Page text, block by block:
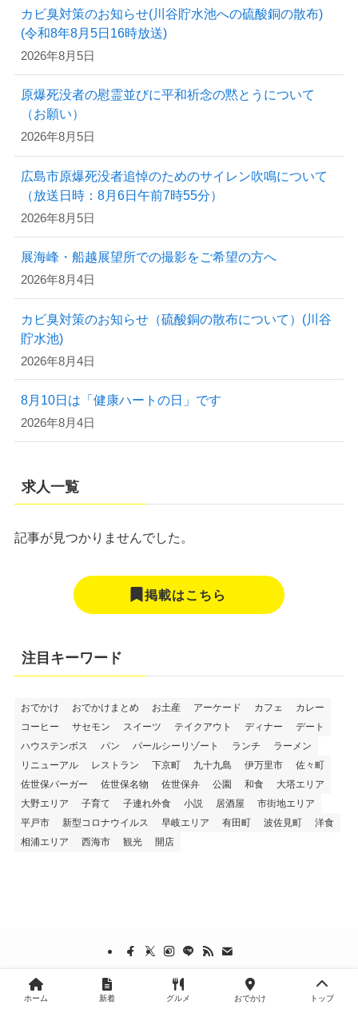
カビ臭対策のお知らせ(川谷貯水池への硫酸銅の散布)
(令和8年8月5日16時放送)
2026年8月5日
原爆死没者の慰霊並びに平和祈念の黙とうについて
（お願い）
2026年8月5日
広島市原爆死没者追悼のためのサイレン吹鳴について
（放送日時：8月6日午前7時55分）
2026年8月5日
展海峰・船越展望所での撮影をご希望の方へ
2026年8月4日
カビ臭対策のお知らせ（硫酸銅の散布について）(川谷
貯水池)
2026年8月4日
8月10日は「健康ハートの日」です
2026年8月4日
求人一覧
記事が見つかりませんでした。
掲載はこちら
注目キーワード
おでかけ おでかけまとめ お土産 アーケード カフェ
カレー
コーヒー
サセモン スイーツ テイクアウト ディナー
デート
ハウステンボス
パン パールシーリゾート ランチ
ラーメン
リニューアル
レストラン 下京町 九十九島 伊万里市
佐々町
佐世保バーガー
佐世保名物 佐世保弁 公園 和食
大塔エリア
大野エリア
子育て 子連れ外食 小説 居酒屋
市街地エリア
平戸市
新型コロナウイルス 早岐エリア 有田町 波佐見町
洋食
相浦エリア
西海市 観光 開店
運営会社 お問い合わせ 個人情報保護方針 サイトマップ
ホーム 新着 グルメ おでかけ トップ